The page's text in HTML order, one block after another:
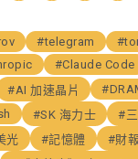
#telegram
#Claude Code
#AI 加速晶片
#SK 海力士
#
光 #記憶體
#財報